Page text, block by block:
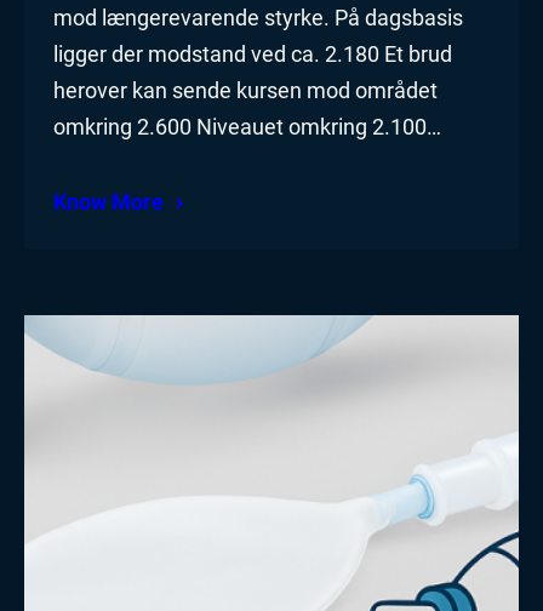
mod længerevarende styrke. På dagsbasis
ligger der modstand ved ca. 2.180 Et brud
herover kan sende kursen mod området
omkring 2.600 Niveauet omkring 2.100…
Know More